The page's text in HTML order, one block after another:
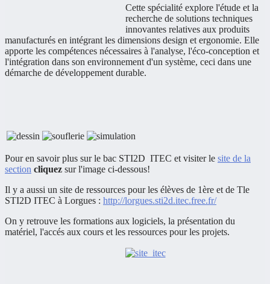
Cette spécialité explore l'étude et la
recherche de solutions techniques
innovantes relatives aux produits
manufacturés en intégrant les dimensions design et ergonomie. Elle
apporte les compétences nécessaires à l'analyse, l'éco-conception et
l'intégration dans son environnement d'un système, ceci dans une
démarche de développement durable.
Pour en savoir plus sur le bac STI2D ITEC et visiter le site de la
section cliquez sur l'image ci-dessous!
Il y a aussi un site de ressources pour les élèves de 1ère et de Tle
STI2D ITEC à Lorgues : http://lorgues.sti2d.itec.free.fr/
On y retrouve les formations aux logiciels, la présentation du
matériel, l'accés aux cours et les ressources pour les projets.